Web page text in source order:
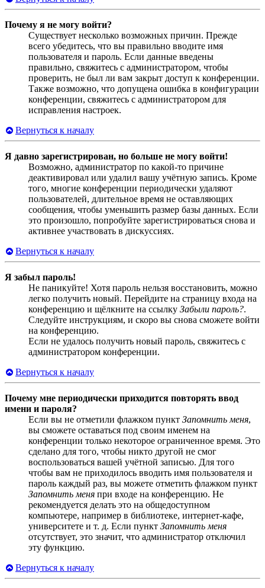
Почему я не могу войти?
Существует несколько возможных причин. Прежде
всего убедитесь, что вы правильно вводите имя
пользователя и пароль. Если данные введены
правильно, свяжитесь с администратором, чтобы
проверить, не был ли вам закрыт доступ к конференции.
Также возможно, что допущена ошибка в конфигурации
конференции, свяжитесь с администратором для
исправления настроек.
Вернуться к началу
Я давно зарегистрирован, но больше не могу войти!
Возможно, администратор по какой-то причине
деактивировал или удалил вашу учётную запись. Кроме
того, многие конференции периодически удаляют
пользователей, длительное время не оставляющих
сообщения, чтобы уменьшить размер базы данных. Если
это произошло, попробуйте зарегистрироваться снова и
активнее участвовать в дискуссиях.
Вернуться к началу
Я забыл пароль!
Не паникуйте! Хотя пароль нельзя восстановить, можно
легко получить новый. Перейдите на страницу входа на
конференцию и щёлкните на ссылку Забыли пароль?.
Следуйте инструкциям, и скоро вы снова сможете войти
на конференцию.
Если не удалось получить новый пароль, свяжитесь с
администратором конференции.
Вернуться к началу
Почему мне периодически приходится повторять ввод
имени и пароля?
Если вы не отметили флажком пункт Запомнить меня,
вы сможете оставаться под своим именем на
конференции только некоторое ограниченное время. Это
сделано для того, чтобы никто другой не смог
воспользоваться вашей учётной записью. Для того
чтобы вам не приходилось вводить имя пользователя и
пароль каждый раз, вы можете отметить флажком пункт
Запомнить меня при входе на конференцию. Не
рекомендуется делать это на общедоступном
компьютере, например в библиотеке, интернет-кафе,
университете и т. д. Если пункт Запомнить меня
отсутствует, это значит, что администратор отключил
эту функцию.
Вернуться к началу